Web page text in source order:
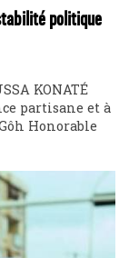
politique
KONATÉ
partisane et à
Honorable